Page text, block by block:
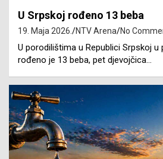
U Srpskoj rođeno 13 beba
19. Maja 2026. NTV Arena No
U porodilištima u Republici Srpskoj u
rođeno je 13 beba, pet djevojčica…